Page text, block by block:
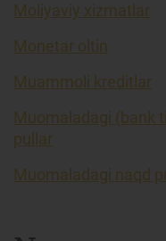
Moliyaviy xizmatlar
Monetar oltin
Muammoli kreditlar
Muomaladagi (bank
pullar
Muomaladagi naqd